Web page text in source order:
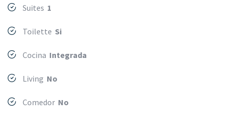
Suites 1
Toilette Si
Cocina Integrada
Living No
Comedor No